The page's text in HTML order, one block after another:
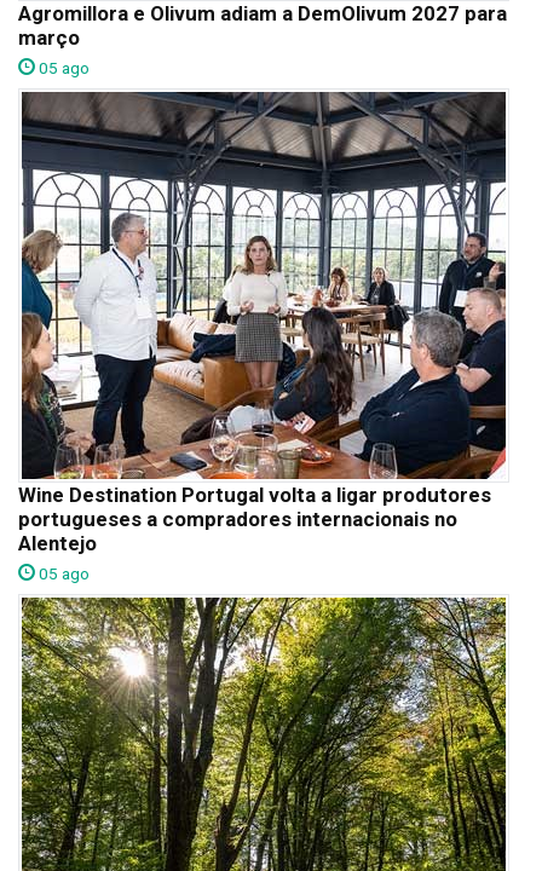
Agromillora e Olivum adiam a DemOlivum 2027 para
março
05 ago
Wine Destination Portugal volta a ligar produtores
portugueses a compradores internacionais no
Alentejo
05 ago